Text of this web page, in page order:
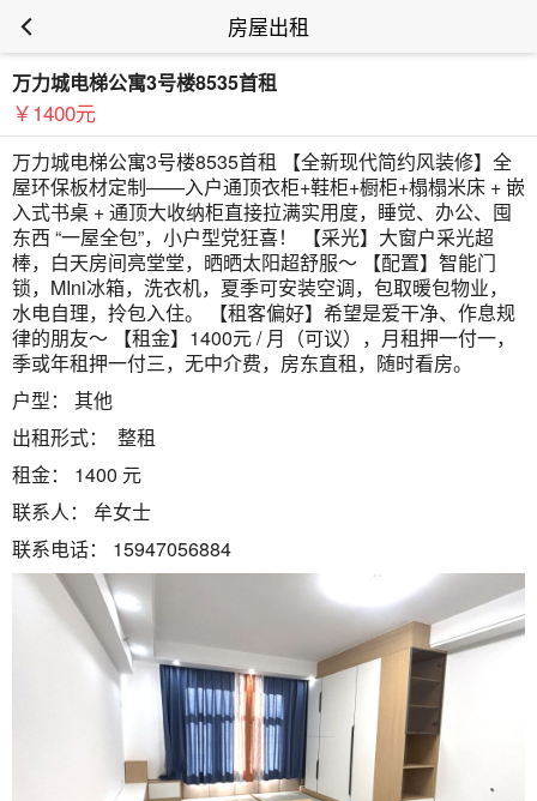
房屋出租
万力城电梯公寓3号楼8535首租
￥1400元
万力城电梯公寓3号楼8535首租 【全新现代简约风装修】全
屋环保板材定制——入户通顶衣柜+鞋柜+橱柜+榻榻米床 + 嵌
入式书桌 + 通顶大收纳柜直接拉满实用度，睡觉、办公、囤
东西 “一屋全包”，小户型党狂喜！ 【采光】大窗户采光超
棒，白天房间亮堂堂，晒晒太阳超舒服～ 【配置】智能门
锁，MIni冰箱，洗衣机，夏季可安装空调，包取暖包物业，
水电自理，拎包入住。 【租客偏好】希望是爱干净、作息规
律的朋友～ 【租金】1400元 / 月（可议），月租押一付一，
季或年租押一付三，无中介费，房东直租，随时看房。
户型：
其他
出租形式：
整租
租金：
1400 元
联系人：
牟女士
联系电话：
15947056884